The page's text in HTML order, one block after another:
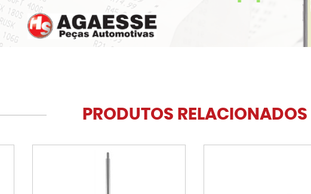
PRODUTOS RELACIONADOS